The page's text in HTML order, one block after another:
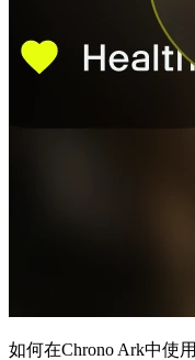
如何在Chrono Ark中使用